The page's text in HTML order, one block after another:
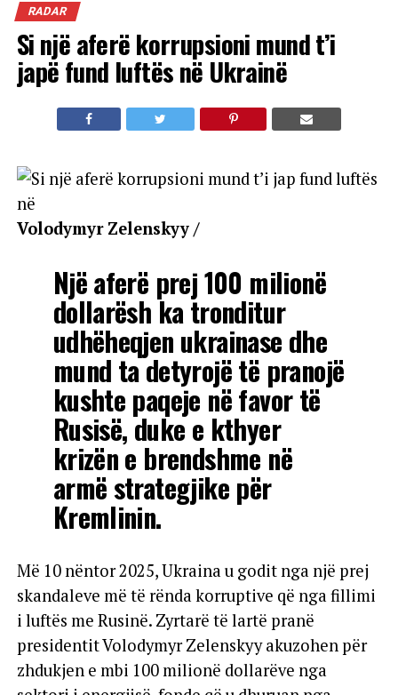
RADAR
Si një aferë korrupsioni mund t’i
japë fund luftës në Ukrainë
Volodymyr Zelenskyy /
Një aferë prej 100 milionë
dollarësh ka tronditur
udhëheqjen ukrainase dhe
mund ta detyrojë të pranojë
kushte paqeje në favor të
Rusisë, duke e kthyer
krizën e brendshme në
armë strategjike për
Kremlinin.
Më 10 nëntor 2025, Ukraina u godit nga një prej
skandaleve më të rënda korruptive që nga fillimi
i luftës me Rusinë. Zyrtarë të lartë pranë
presidentit Volodymyr Zelenskyy akuzohen për
zhdukjen e mbi 100 milionë dollarëve nga